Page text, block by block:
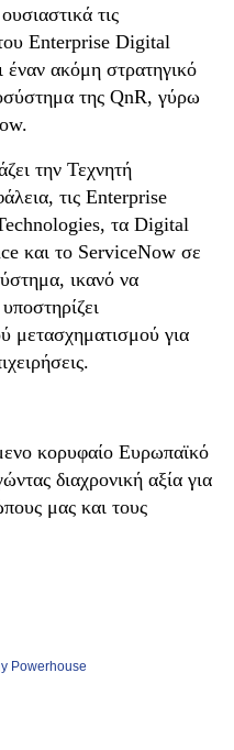
τις
Enterprise Digital
έναν ακόμη στρατηγικό
της QnR, γύρω
την Τεχνητή
, τις Enterprise
, τα Digital
και το ServiceNow σε
ικανό να
μετασχηματισμού για
κορυφαίο Ευρωπαϊκό
διαχρονική αξία για
μας και τους
Powerhouse